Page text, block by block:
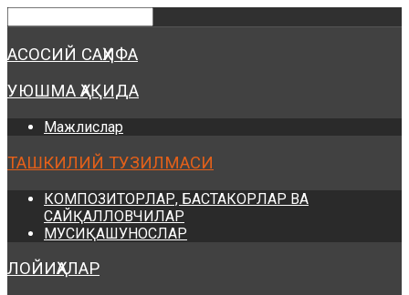
АСОСИЙ САҲИФА
УЮШМА ҲАҚИДА
Мажлислар
ТАШКИЛИЙ ТУЗИЛМАСИ
КОМПОЗИТОРЛАР, БАСТАКОРЛАР ВА
САЙҚАЛЛОВЧИЛАР
МУСИҚАШУНОСЛАР
ЛОЙИҲАЛАР
Предыдущий
год
Предыдущий
месяц
Следующий
год
Следующий
месяц